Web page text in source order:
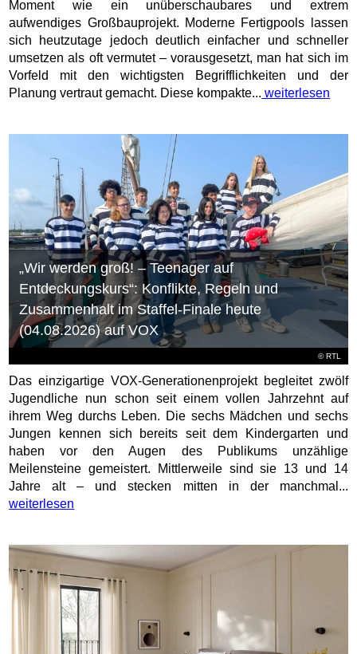
Moment wie ein unüberschaubares und extrem
aufwendiges Großbauprojekt. Moderne Fertigpools lassen
sich heutzutage jedoch deutlich einfacher und schneller
umsetzen als oft vermutet – vorausgesetzt, man hat sich im
Vorfeld mit den wichtigsten Begrifflichkeiten und der
Planung vertraut gemacht. Diese kompakte... weiterlesen
©RTL
„Wir werden groß! – Teenager auf
Entdeckungskurs“: Konflikte, Regeln und
Zusammenhalt im Staffel-Finale heute
(04.08.2026) auf VOX
Das einzigartige VOX-Generationenprojekt begleitet zwölf
Jugendliche nun schon seit einem vollen Jahrzehnt auf
ihrem Weg durchs Leben. Die sechs Mädchen und sechs
Jungen kennen sich bereits seit dem Kindergarten und
haben vor den Augen des Publikums unzählige
Meilensteine gemeistert. Mittlerweile sind sie 13 und 14
Jahre alt – und stecken mitten in der manchmal...
weiterlesen